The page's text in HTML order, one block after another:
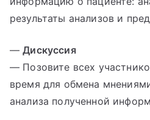
результаты анализов и
—Дискуссия
— Позовите всех
время для обмена
анализа полученной